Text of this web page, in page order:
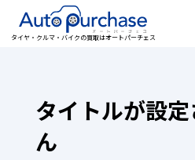
タイヤ・クルマ・バイクの買取はオートパーチェス
タイトルが設
ん